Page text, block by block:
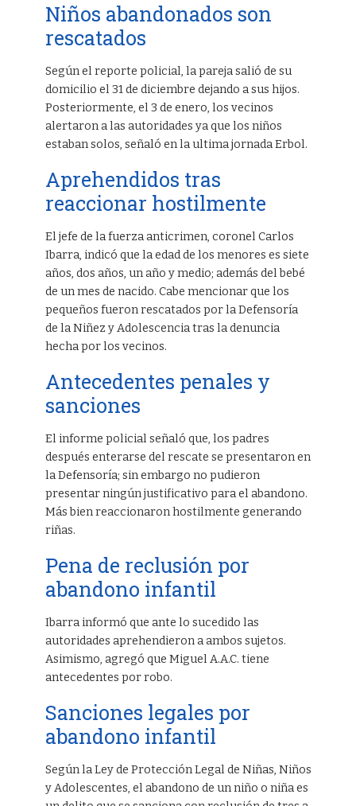
Niños abandonados son
rescatados
Según el reporte policial, la pareja salió de su
domicilio el 31 de diciembre dejando a sus hijos.
Posteriormente, el 3 de enero, los vecinos
alertaron a las autoridades ya que los niños
estaban solos, señaló en la ultima jornada Erbol.
Aprehendidos tras
reaccionar hostilmente
El jefe de la fuerza anticrimen, coronel Carlos
Ibarra, indicó que la edad de los menores es siete
años, dos años, un año y medio; además del bebé
de un mes de nacido. Cabe mencionar que los
pequeños fueron rescatados por la Defensoría
de la Niñez y Adolescencia tras la denuncia
hecha por los vecinos.
Antecedentes penales y
sanciones
El informe policial señaló que, los padres
después enterarse del rescate se presentaron en
la Defensoría; sin embargo no pudieron
presentar ningún justificativo para el abandono.
Más bien reaccionaron hostilmente generando
riñas.
Pena de reclusión por
abandono infantil
Ibarra informó que ante lo sucedido las
autoridades aprehendieron a ambos sujetos.
Asimismo, agregó que Miguel A.A.C. tiene
antecedentes por robo.
Sanciones legales por
abandono infantil
Según la Ley de Protección Legal de Niñas, Niños
y Adolescentes, el abandono de un niño o niña es